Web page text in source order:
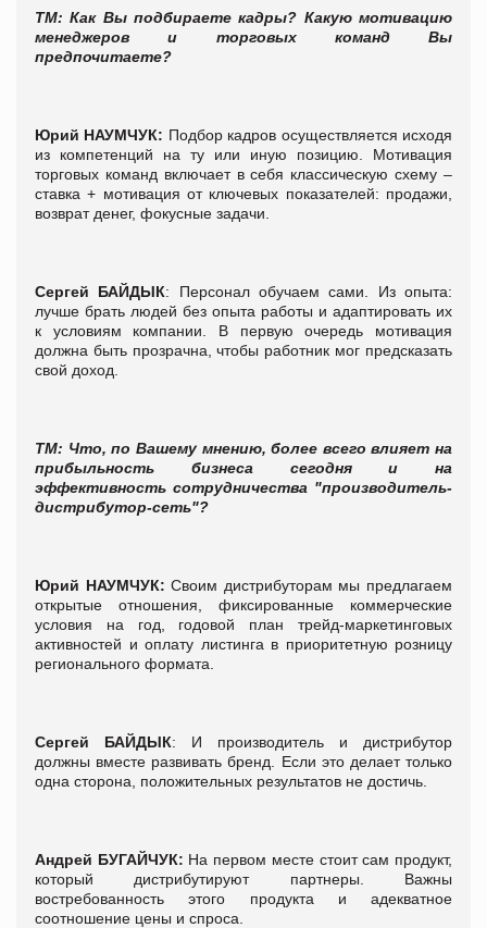
ТМ:Как Вы подбираете кадры? Какую мотивацию
менеджеров и торговых команд Вы
предпочитаете?
Юрий НАУМЧУК: Подбор кадров осуществляется исходя
из компетенций на ту или иную позицию. Мотивация
торговых команд включает в себя классическую схему –
ставка + мотивация от ключевых показателей: продажи,
возврат денег, фокусные задачи.
Сергей БАЙДЫК: Персонал обучаем сами. Из опыта:
лучше брать людей без опыта работы и адаптировать их
к условиям компании. В первую очередь мотивация
должна быть прозрачна, чтобы работник мог предсказать
свой доход.
ТМ: Что, по Вашему мнению, более всего влияет на
прибыльность бизнеса сегодня и на
эффективность сотрудничества "производитель-
дистрибутор-сеть"?
Юрий НАУМЧУК: Своим дистрибуторам мы предлагаем
открытые отношения, фиксированные коммерческие
условия на год, годовой план трейд-маркетинговых
активностей и оплату листинга в приоритетную розницу
регионального формата.
Сергей БАЙДЫК: И производитель и дистрибутор
должны вместе развивать бренд. Если это делает только
одна сторона, положительных результатов не достичь.
Андрей БУГАЙЧУК: На первом месте стоит сам продукт,
который дистрибутируют партнеры. Важны
востребованность этого продукта и адекватное
соотношение цены и спроса.